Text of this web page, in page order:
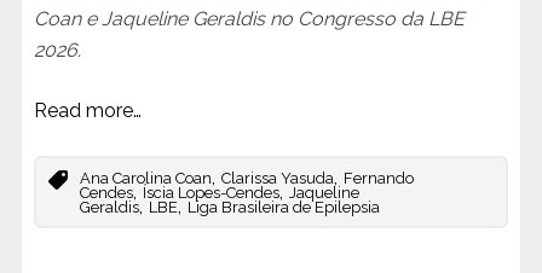
Coan e Jaqueline Geraldis no Congresso da LBE
2026.
Read more…
Ana Carolina Coan Clarissa Yasuda
Fernando
Cendes, Íscia Lopes-Cendes,
Jaqueline
Geraldis, LBE, Liga Brasileira de Epilepsia